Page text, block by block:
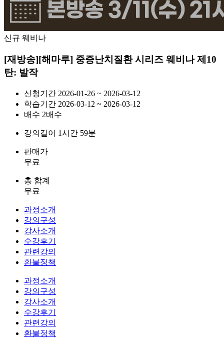
신규 웨비나
[재방송][해마루] 중증난치질환 시리즈 웨비나 제10
탄: 발작
신청기간 2026-01-26 ~ 2026-03-12
학습기간 2026-03-12 ~ 2026-03-12
배수 2배수
강의길이 1시간 59분
판매가
무료
총 합계
무료
과정소개
강의구성
강사소개
수강후기
관련강의
환불정책
과정소개
강의구성
강사소개
수강후기
관련강의
환불정책